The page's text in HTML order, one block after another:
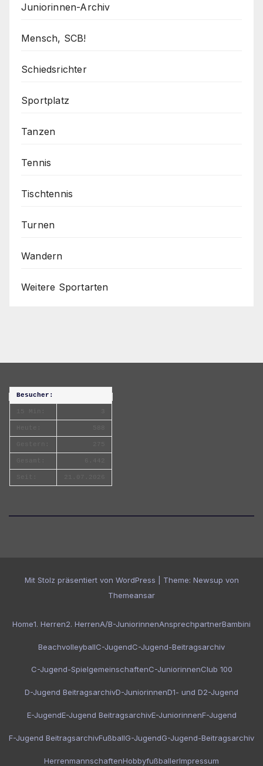
Juniorinnen-Archiv
Mensch, SCB!
Schiedsrichter
Sportplatz
Tanzen
Tennis
Tischtennis
Turnen
Wandern
Weitere Sportarten
Besucher:
Mit Stolz präsentiert von WordPress Theme: Newsup von
Themeansar
Home1. Herren2. HerrenA/B-JuniorinnenAnsprechpartnerBambini
BeachvolleyballC-JugendC-Jugend-Beitragsarchiv
C-Jugend-SpielgemeinschaftenC-JuniorinnenClub 100
D-Jugend BeitragsarchivD-JuniorinnenD1- und D2-Jugend
E-JugendE-Jugend BeitragsarchivE-JuniorinnenF-Jugend
F-Jugend BeitragsarchivFußballG-JugendG-Jugend-Beitragsarchiv
HerrenmannschaftenHobbyfußballerImpressum